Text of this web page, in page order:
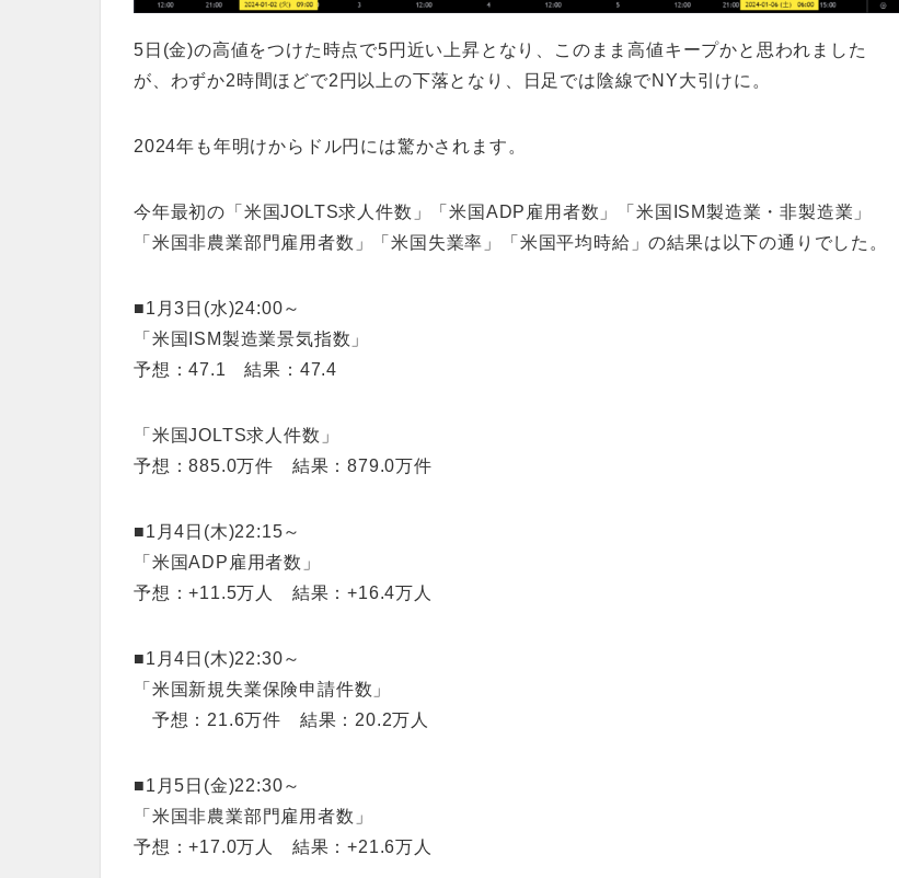
5日(金)の高値をつけた時点で5円近い上昇となり、このまま高値キープかと思われました
が、わずか2時間ほどで2円以上の下落となり、日足では陰線でNY大引けに。
2024年も年明けからドル円には驚かされます。
今年最初の「米国JOLTS求人件数」「米国ADP雇用者数」「米国ISM製造業・非製造業」
「米国非農業部門雇用者数」「米国失業率」「米国平均時給」の結果は以下の通りでした。
■1月3日(水)24:00～
「米国ISM製造業景気指数」
予想：47.1 結果：47.4
「米国JOLTS求人件数」
予想：885.0万件 結果：879.0万件
■1月4日(木)22:15～
「米国ADP雇用者数」
予想：+11.5万人 結果：+16.4万人
■1月4日(木)22:30～
「米国新規失業保険申請件数」
予想：21.6万件 結果：20.2万人
■1月5日(金)22:30～
「米国非農業部門雇用者数」
予想：+17.0万人 結果：+21.6万人